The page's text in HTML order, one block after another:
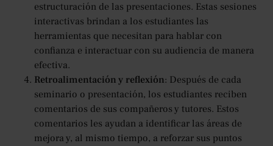
estructuración de las presentaciones. Estas sesiones
interactivas brindan a los estudiantes las
herramientas que necesitan para hablar con
confianza e interactuar con su audiencia de manera
efectiva.
Retroalimentación y reflexión: Después de cada
seminario o presentación, los estudiantes reciben
comentarios de sus compañeros y tutores. Estos
comentarios les ayudan a identificar las áreas de
mejora y, al mismo tiempo, a reforzar sus puntos